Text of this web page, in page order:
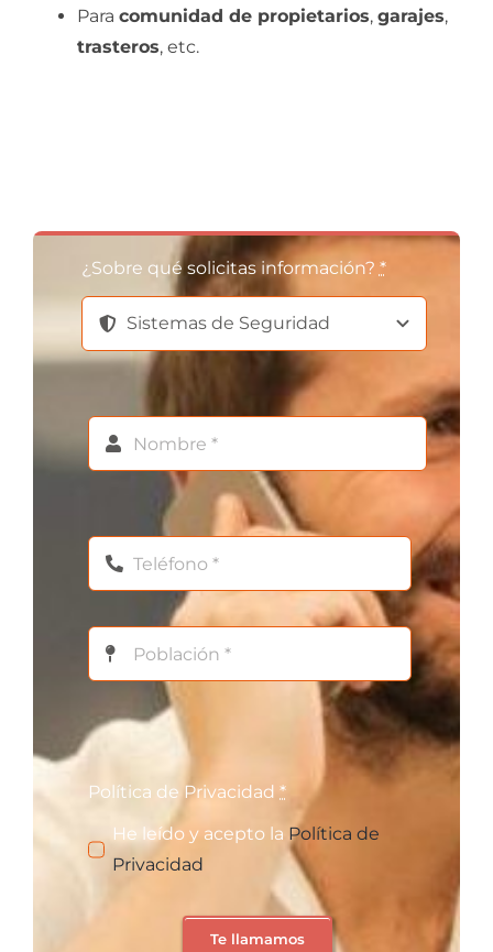
Para comunidad de propietarios, garajes,
trasteros, etc.
¿Sobre qué solicitas información? *
Política de Privacidad*
He leído y acepto la Política de
Privacidad
Te llamamos